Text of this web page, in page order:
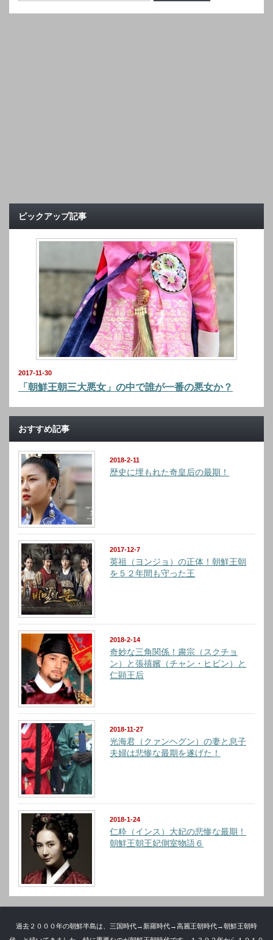
ピックアップ記事
2017-11-30
「朝鮮王朝三大悪女」の中で誰が一番の悪女か？
おすすめ記事
2018-2-11
歴史に埋もれた奇皇后の最期！
2017-12-7
英祖（ヨンジョ）の正体！朝鮮王朝
を５２年間も守った王
2018-2-14
奇妙な三角関係！粛宗（スクチョ
ン）と張禧嬪（チャン・ヒビン）と
仁顕王后
2018-11-27
光海君（クァンヘグン）の妻と息子
夫婦は悲惨な最期を遂げた！
2018-1-24
仁粋（インス）大妃の悲惨な最期！
朝鮮王朝王妃側室物語６
過去２０００年の朝鮮半島は、三国時代→新羅時代→高麗王朝時代→朝鮮王朝時